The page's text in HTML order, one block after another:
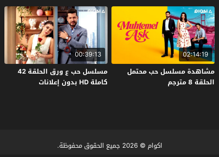
02:14:19
مشاهدة مسلسل حب محتمل
الحلقة 8 مترجم
00:39:13
مسلسل حب ع ورق الحلقة 42
كاملة HD بدون إعلانات
اكوام © 2026 جميع الحقوق محفوظة.